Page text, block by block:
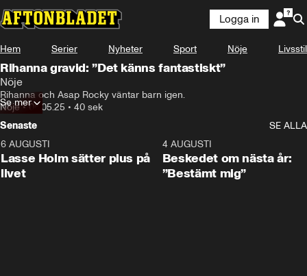
Logga in
Hem Serier Nyheter Sport Nöje Livsstil
Rihanna gravid: ”Det känns fantastiskt”
Nöje
Rihanna och Asap Rocky väntar barn igen.
Nöje•06.05.25 • 40 sek
Se mer
Senaste
SE ALLA
6 AUGUSTI
Lasse Holm sätter plus på
livet
4 AUGUSTI
Beskedet om nästa år:
”Bestämt mig”